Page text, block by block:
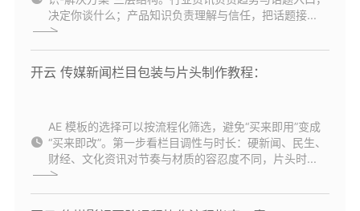
决定你谈什么；产品知识负责理解与信任，把话题接...
开云 传媒新闻栏目包装与片头制作教程：
AE 模板的选择可以按流程化筛选，避免“买来即用”变成
“买来即改”。第一步看栏目调性与时长：硬新闻、民生、
财经、文化资讯对节奏与材质的容忍度不同，片头时...